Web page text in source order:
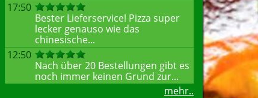
17:50
Bester Lieferservice! Pizza super
lecker genauso wie das
chinesische...
12:50
Nach über 20 Bestellungen gibt es
noch immer keinen Grund zur...
mehr..